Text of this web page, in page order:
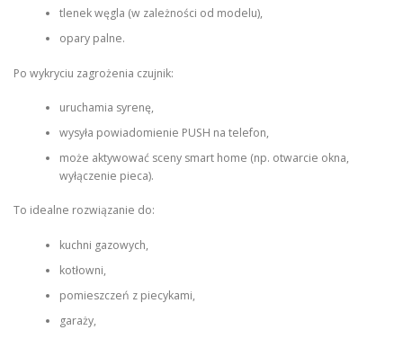
tlenek węgla (w zależności od modelu),
opary palne.
Po wykryciu zagrożenia czujnik:
uruchamia syrenę,
wysyła powiadomienie PUSH na telefon,
może aktywować sceny smart home (np. otwarcie okna,
wyłączenie pieca).
To idealne rozwiązanie do:
kuchni gazowych,
kotłowni,
pomieszczeń z piecykami,
garaży,